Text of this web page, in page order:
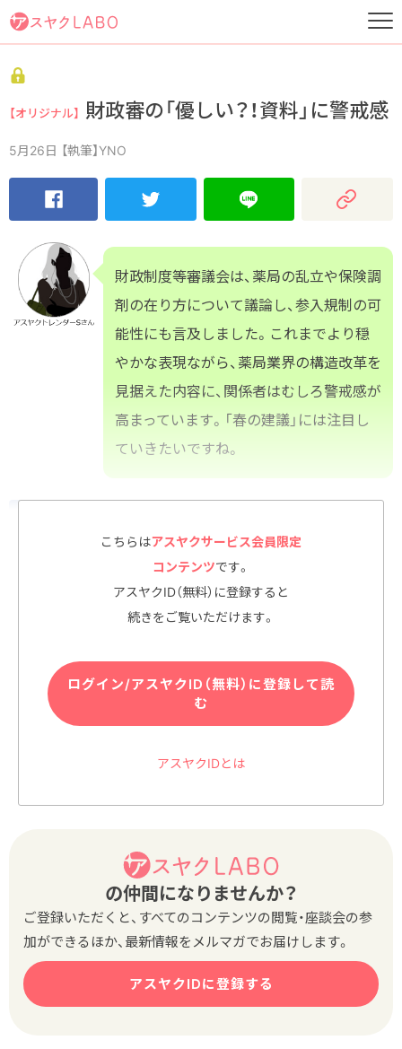
【オリジナル】 財政審の「優しい？！資料」に警戒感
5月26日 【執筆】YNO
財政制度等審議会は、薬局の乱立や保険調
剤の在り方について議論し、参入規制の可
能性にも言及しました。これまでより穏
やかな表現ながら、薬局業界の構造改革を
見据えた内容に、関係者はむしろ警戒感が
高まっています。「春の建議」には注目し
ていきたいですね。
こちらはアスヤクサービス会員限定
コンテンツです。
アスヤクID（無料）に登録すると
続きをご覧いただけます。
ログイン/アスヤクID（無料）に登録して読
む
アスヤクIDとは
の仲間になりませんか？
ご登録いただくと、すべてのコンテンツの閲覧・座談会の参
加ができるほか、最新情報をメルマガでお届けします。
アスヤクIDに登録する